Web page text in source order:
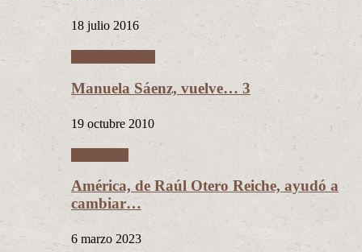
18 julio 2016
Manuela Sáenz, vuelve… 3
19 octubre 2010
América, de Raúl Otero Reiche, ayudó a
cambiar…
6 marzo 2023